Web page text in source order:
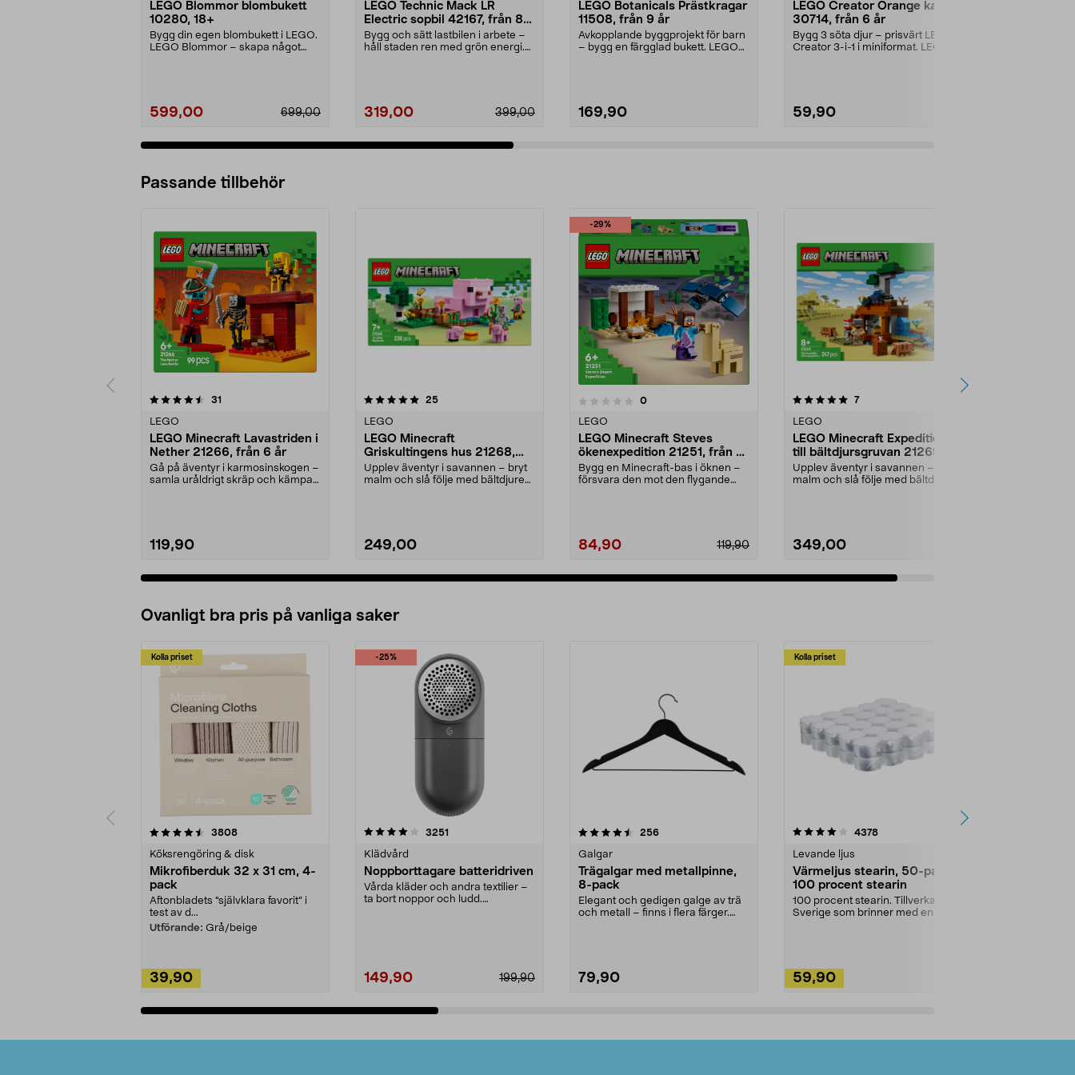
LEGO Blommor blombukett
10280, 18+
Bygg din egen blombukett i LEGO.
LEGO Blommor – skapa något
599,00 699,00
LEGO Technic Mack LR
Electric sopbil 42167, från 8
år
Bygg och sätt lastbilen i arbete –
håll staden ren med grön energi.
319,00 399,00
LEGO Botanicals Prästkragar
11508, från 9 år
Avkopplande byggprojekt för barn
– bygg en färgglad bukett. LEGO
169,90
LEGO Creator Orange katt
30714, från 6 år
Bygg 3 söta djur – prisvärt LEGO
Creator 3-i-1 i miniformat. LEGO
59,90
Passande tillbehör
31
LEGO
LEGO Minecraft Lavastriden i
Nether 21266, från 6 år
Gå på äventyr i karmosinskogen –
samla uråldrigt skräp och kämpa
119,90
5.0av 5 stjärnor 25recensioner
LEGO
LEGO Minecraft
Griskultingens hus 21268,
från 7 år
Upplev äventyr i savannen – bryt
malm och slå följe med bältdjuren.
249,00
-29%
0.0 av 5 stjärnor 0recensioner
LEGO
LEGO Minecraft Steves
ökenexpedition 21251, från 6
år
Bygg en Minecraft-bas i öknen –
försvara den mot den flygande
119,90
84,90
5.0av 5 stjärnor 7recensioner
LEGO
LEGO Minecraft Expeditionen
till bältdjursgruvan 21269,
från 8 år
Upplev äventyr i savannen – bryt
malm och slå följe med bältdjuren.
349,00
Ovanligt bra pris på vanliga saker
Kolla priset
3808recensioner
Köksrengöring & disk
Mikrofiberduk 32 x 31 cm, 4-
pack
Aftonbladets "självklara favorit” i
test av d...
Utförande: Grå/beige
39,90
-25%
4.0av 5 stjärnor 3251
Klädvård
Noppborttagare batteridriven
Vårda kläder och andra textilier –
ta bort noppor och ludd.
199,90
149,90
4.5av 5 stjärnor 256recensioner
Galgar
Trägalgar med metallpinne,
8-pack
Elegant och gedigen galge av trä
och metall – finns i flera färger.
79,90
Kolla priset
4.0av 5 stjärnor 4378recensioner
Levande ljus
Värmeljus stearin, 50-pack,
100 procent stearin
100 procent stearin. Tillverkade i
Sverige som brinner med en
59,90
4.5av 5 stjärnor